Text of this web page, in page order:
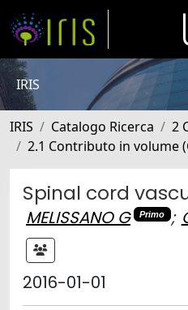
IRIS
IRIS Catalogo Ricerca
2
2.1 Contributo in volume
Spinal cord
MELISSANO G Primo ;
2016-01-01